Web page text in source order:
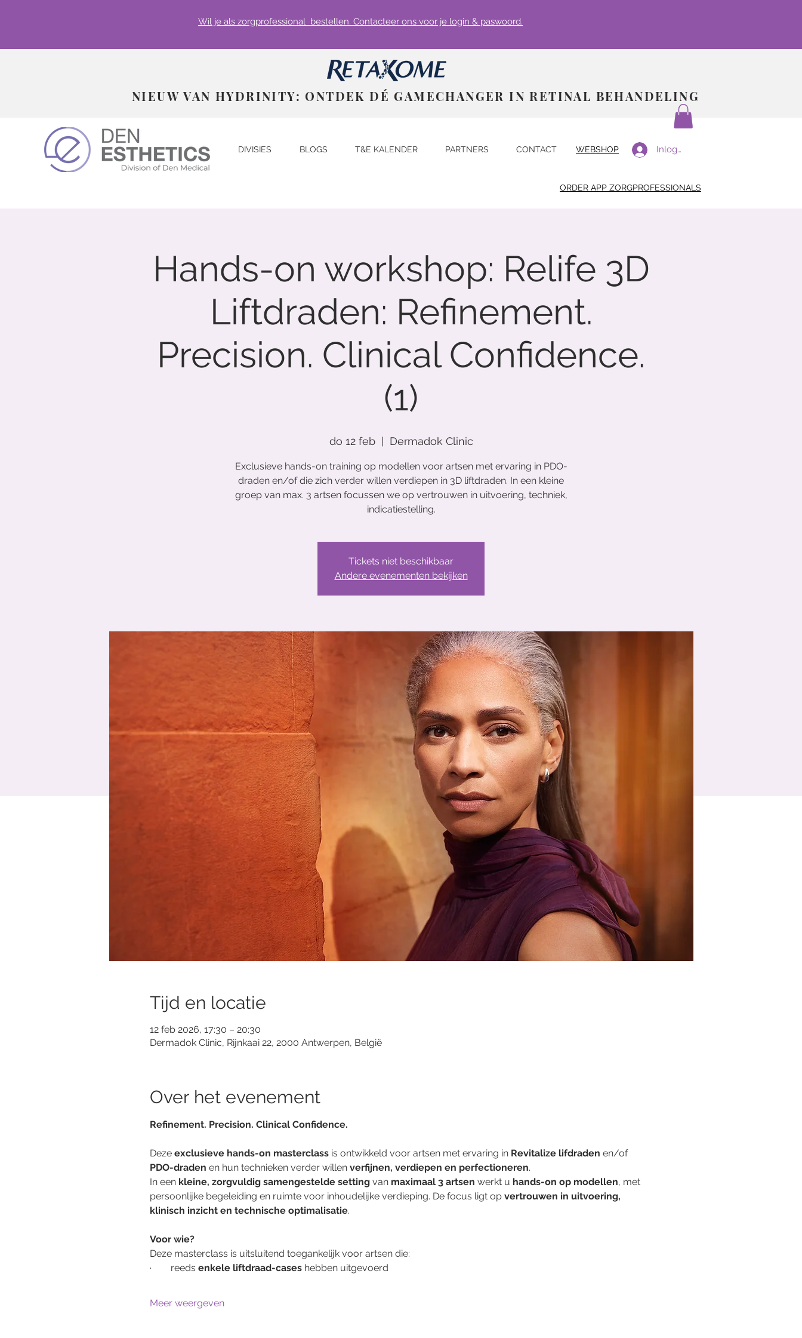
Wil je als zorgprofessional bestellen. Contacteer ons voor je login & paswoord.
NIEUW VAN HYDRINITY: ONTDEK DÉ GAMECHANGER IN RETINAL BEHANDELING
DIVISIES BLOGS T&E KALENDER PARTNERS CONTACT Inloggen
WEBSHOP
ORDER APP ZORGPROFESSIONALS
Hands-on workshop: Relife 3D
Liftdraden: Refinement.
Precision. Clinical Confidence.
(1)
do 12 feb
  |
Dermadok Clinic
Exclusieve hands-on training op modellen voor artsen met ervaring in PDO-
draden en/of die zich verder willen verdiepen in 3D liftdraden. In een kleine
groep van max. 3 artsen focussen we op vertrouwen in uitvoering, techniek,
indicatiestelling.
Tickets niet beschikbaar
Andere evenementen bekijken
Tijd en locatie
12 feb 2026, 17:30 – 20:30
Dermadok Clinic, Rijnkaai 22, 2000 Antwerpen, België
Over het evenement
Refinement. Precision. Clinical Confidence.
Deze exclusieve hands-on masterclass is ontwikkeld voor artsen met ervaring in Revitalize lifdraden en/of
PDO-draden en hun technieken verder willen verfijnen, verdiepen en perfectioneren.
In een kleine, zorgvuldig samengestelde setting van maximaal 3 artsen werkt u hands-on op modellen, met
persoonlijke begeleiding en ruimte voor inhoudelijke verdieping. De focus ligt op vertrouwen in uitvoering,
klinisch inzicht en technische optimalisatie.
Voor wie?
Deze masterclass is uitsluitend toegankelijk voor artsen die:
·        reeds enkele liftdraad-cases hebben uitgevoerd
Meer weergeven